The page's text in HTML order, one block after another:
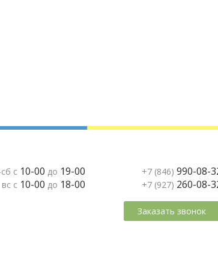
с 10-00 до 19-00
вс с 10-00 до 18-00
+7 (846) 990-08-
+7 (927) 260-08-
Заказать звонок